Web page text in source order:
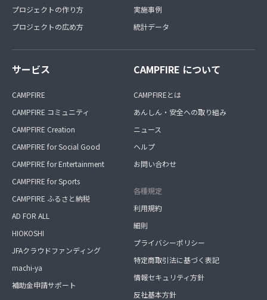
プロジェクトの作り方
プロジェクトの広め方
実施事例
統計データ
サービス
CAMPFIRE
CAMPFIRE コミュニティ
CAMPFIRE Creation
CAMPFIRE for Social Good
CAMPFIRE for Entertainment
CAMPFIRE for Sports
CAMPFIRE ふるさと納税
AD FOR ALL
HIOKOSHI
JFAクラウドファンディング
machi-ya
補助金申請サポート
CAMPFIRE について
CAMPFIREとは
あんしん・安全への取り組み
ニュース
ヘルプ
お問い合わせ
各種規定
利用規約
細則
プライバシーポリシー
特定商取引法に基づく表記
情報セキュリティ方針
反社基本方針